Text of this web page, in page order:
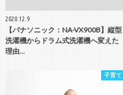
2020.12.9
【パナソニック：NA-VX900B】縦型
洗濯機からドラム式洗濯機へ変えた
理由…
子育て